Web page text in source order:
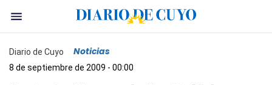
Diario de Cuyo Noticias
8 de septiembre de 2009 - 00:00